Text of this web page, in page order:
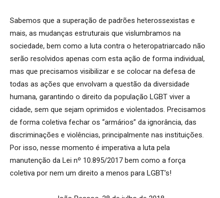
Sabemos que a superação de padrões heterossexistas e
mais, as mudanças estruturais que vislumbramos na
sociedade, bem como a luta contra o heteropatriarcado não
serão resolvidos apenas com esta ação de forma individual,
mas que precisamos visibilizar e se colocar na defesa de
todas as ações que envolvam a questão da diversidade
humana, garantindo o direito da população LGBT viver a
cidade, sem que sejam oprimidos e violentados. Precisamos
de forma coletiva fechar os “armários” da ignorância, das
discriminações e violências, principalmente nas instituições.
Por isso, nesse momento é imperativa a luta pela
manutenção da Lei nº 10.895/2017 bem como a força
coletiva por nem um direito a menos para LGBT’s!